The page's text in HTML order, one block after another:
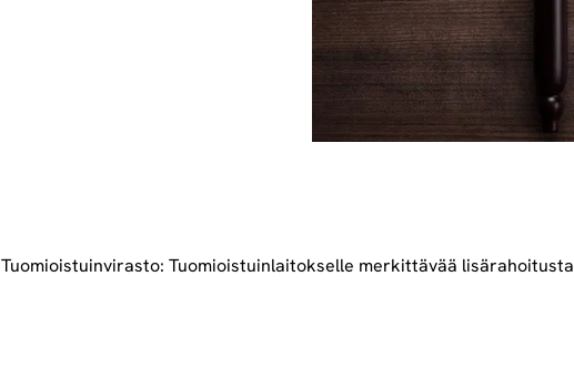
Tuomioistuinvirasto: Tuomioistuinlaitokselle merkittävää lisärahoitusta